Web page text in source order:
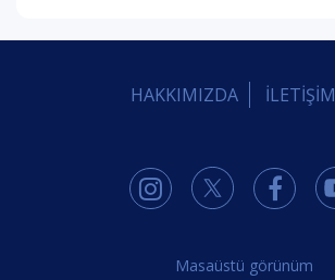
HAKKIMIZDA İLETİŞİM
Masaüstü görünüm